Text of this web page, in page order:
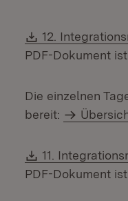
Download:
12.
PDF-Dokument
Die einzelnen
bereit:
Download:
11.
PDF-Dokument